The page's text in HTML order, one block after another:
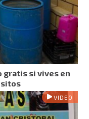
gratis si vives en
VIDEO